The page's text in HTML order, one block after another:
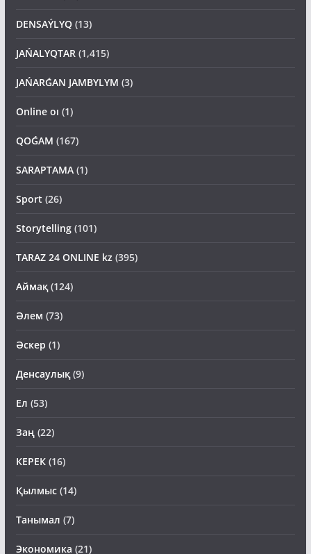
DENSAÝLYQ (13)
JAŃALYQTAR(1,415)
JAŃARǴAN JAMBYLYM (3)
Online oı (1)
QOǴAM (167)
SARAPTAMA(1)
Sport (26)
Storytelling(101)
TARAZ 24 ONLINE kz(395)
Аймақ(124)
Әлем (73)
Әскер (1)
Денсаулық(9)
Ел (53)
Заң(22)
КЕРЕК(16)
Қылмыс(14)
Танымал (7)